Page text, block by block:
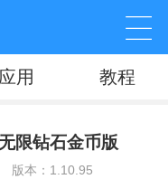
应用 教程
限钻石金币版
版本：1.10.95